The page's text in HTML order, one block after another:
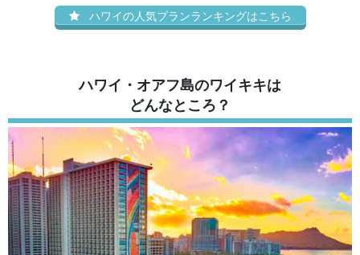
ハワイの人気プランランキングはこちら
ハワイ・オアフ島のワイキキは
どんなところ？